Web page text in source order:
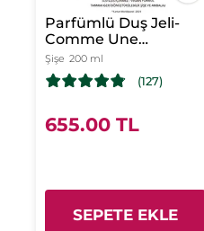
Parfümlü Duş Jeli-
Comme Une
Evidence-Kadın
Parfüm- Vegan
Şişe 200 ml
(127)
655.00 TL
SEPETE EKLE